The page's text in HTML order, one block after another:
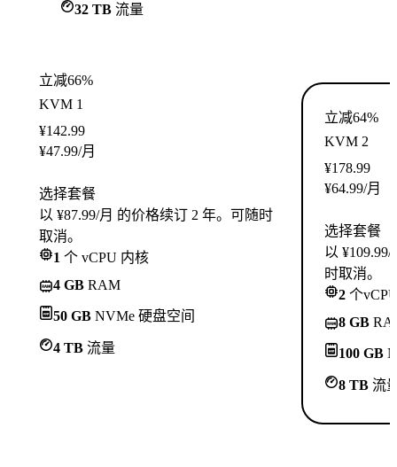
32 TB 流量
立减66%
KVM 1
¥142.99
¥47.99/月
选择套餐
以 ¥87.99/月 的价格续订 2 年。可随时
取消。
1 个 vCPU 内核
4 GB RAM
50 GB NVMe 硬盘空间
4 TB 流量
立减64%
KVM 2
¥178.99
¥64.99/月
选择套餐
以
时取消。
2 个
8 GB
100 GB
8 TB 流